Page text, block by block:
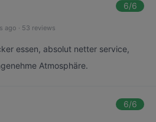
6/6
ago · 53 reviews
essen, absolut netter service,
Atmosphäre.
6/6